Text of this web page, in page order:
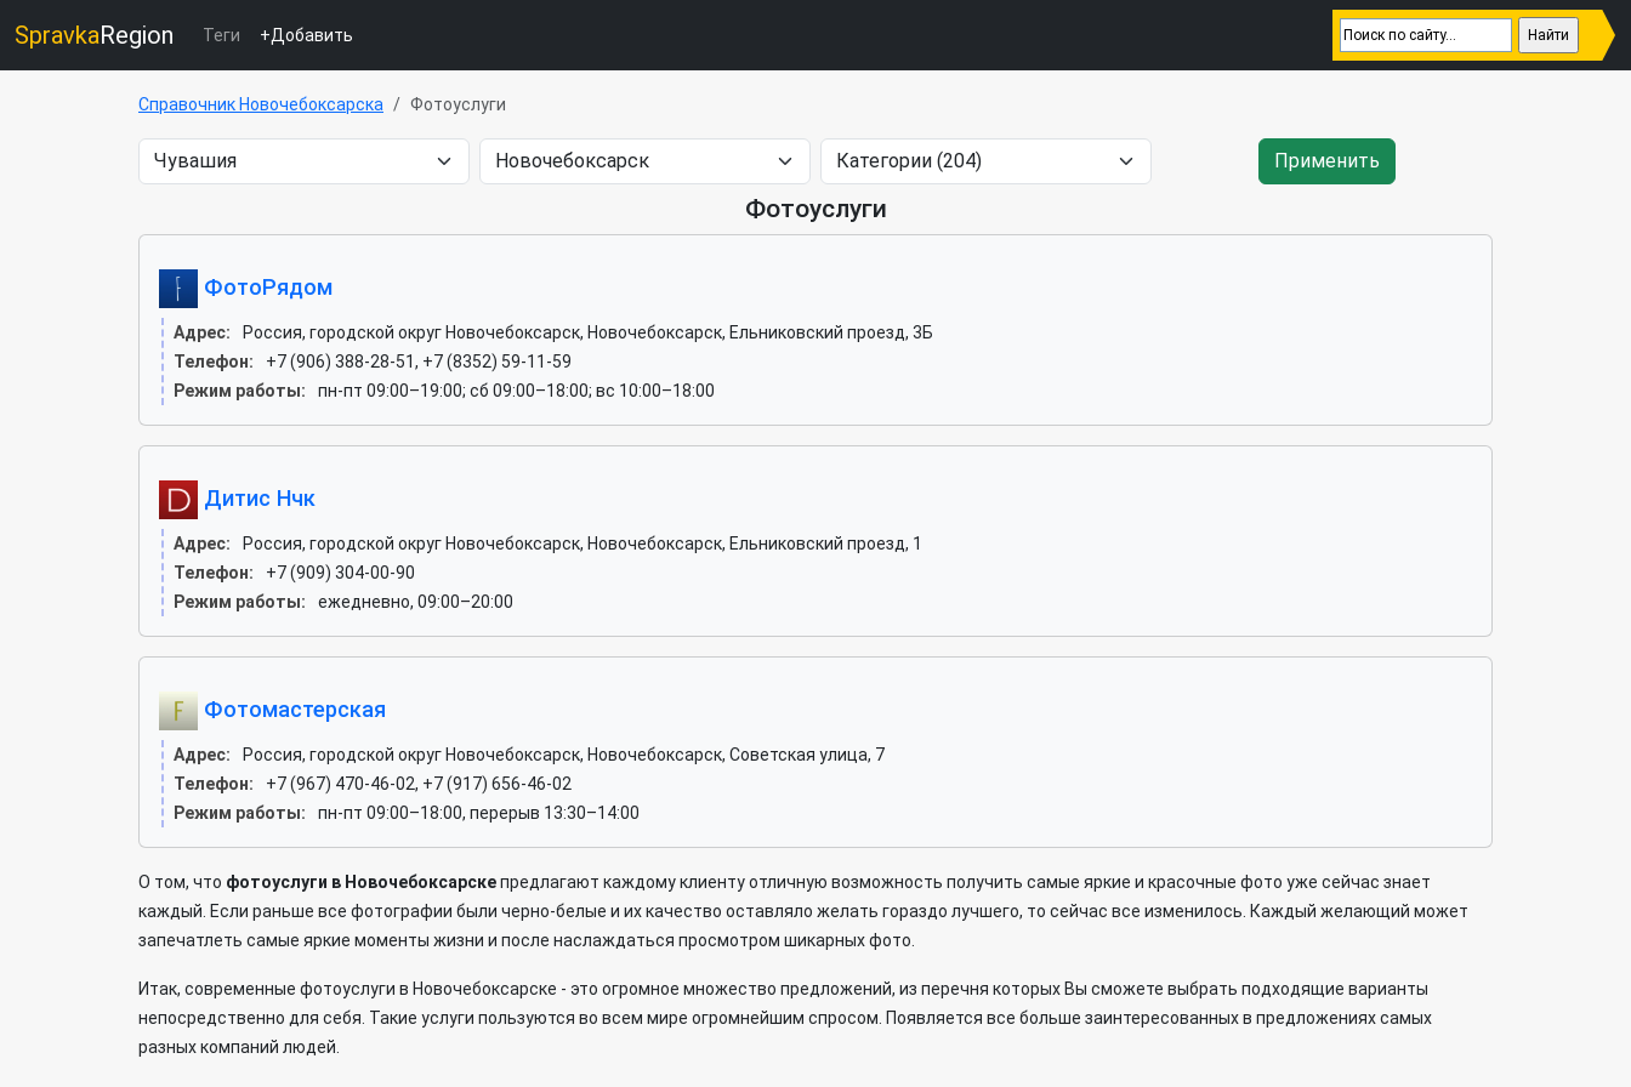
SpravkaRegion Теги +Добавить
Справочник Новочебоксарска Фотоуслуги
Применить
Фотоуслуги
ФотоРядом
Адрес:
Россия, городской округ Новочебоксарск, Новочебоксарск, Ельниковский проезд, 3Б
Телефон:
+7 (906) 388-28-51, +7 (8352) 59-11-59
Режим работы:
пн-пт 09:00–19:00; сб 09:00–18:00; вс 10:00–18:00
Дитис Нчк
Адрес:
Россия, городской округ Новочебоксарск, Новочебоксарск, Ельниковский проезд, 1
Телефон:
+7 (909) 304-00-90
Режим работы:
ежедневно, 09:00–20:00
Фотомастерская
Адрес:
Россия, городской округ Новочебоксарск, Новочебоксарск, Советская улица, 7
Телефон:
+7 (967) 470-46-02, +7 (917) 656-46-02
Режим работы:
пн-пт 09:00–18:00, перерыв 13:30–14:00
О том, что фотоуслуги в Новочебоксарскепредлагают каждому клиенту отличную возможность получить самые яркие и красочные фото уже сейчас знает
каждый. Если раньше все фотографии были черно-белые и их качество оставляло желать гораздо лучшего, то сейчас все изменилось. Каждый желающий может
запечатлеть самые яркие моменты жизни и после наслаждаться просмотром шикарных фото.
Итак, современные фотоуслуги в Новочебоксарске - это огромное множество предложений, из перечня которых Вы сможете выбрать подходящие варианты
непосредственно для себя. Такие услуги пользуются во всем мире огромнейшим спросом. Появляется все больше заинтересованных в предложениях самых
разных компаний людей.